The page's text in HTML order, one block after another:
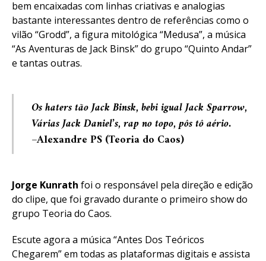
bem encaixadas com linhas criativas e analogias
bastante interessantes dentro de referências como o
vilão “Grodd”, a figura mitológica “Medusa”, a música
“As Aventuras de Jack Binsk” do grupo “Quinto Andar”
e tantas outras.
Os haters tão Jack Binsk, bebi igual Jack Sparrow,
Várias Jack Daniel’s, rap no topo, pôs tô aério.
–Alexandre PS (Teoria do Caos)
Jorge Kunrath foi o responsável pela direção e edição
do clipe, que foi gravado durante o primeiro show do
grupo Teoria do Caos.
Escute agora a música “Antes Dos Teóricos
Chegarem” em todas as plataformas digitais e assista